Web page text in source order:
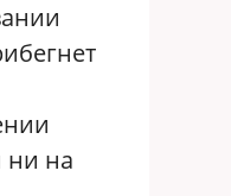
ни на